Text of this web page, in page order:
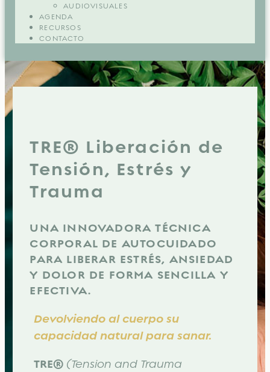
AUDIOVISUALES
AGENDA
RECURSOS
CONTACTO
TRE® Liberación de
Tensión, Estrés y
Trauma
UNA INNOVADORA TÉCNICA
CORPORAL DE AUTOCUIDADO
PARA LIBERAR ESTRÉS, ANSIEDAD
Y DOLOR DE FORMA SENCILLA Y
EFECTIVA.
Devolviendo al cuerpo su
capacidad natural para sanar.
TRE® (Tension and Trauma